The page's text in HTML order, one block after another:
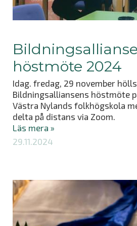
höstmöte 2024
Idag. fredag, 29 november hölls
Bildningsalliansens höstmöte
Västra Nylands folkhögskola
delta på distans via Zoom.
Läs mera »
29.11.2024